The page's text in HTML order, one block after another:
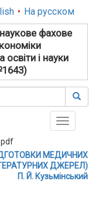
• На русском
фахове
освіти і науки
Toggle
МЕДИЧНИХ
ДЖЕРЕЛ)
П. Й. Кузьмінський